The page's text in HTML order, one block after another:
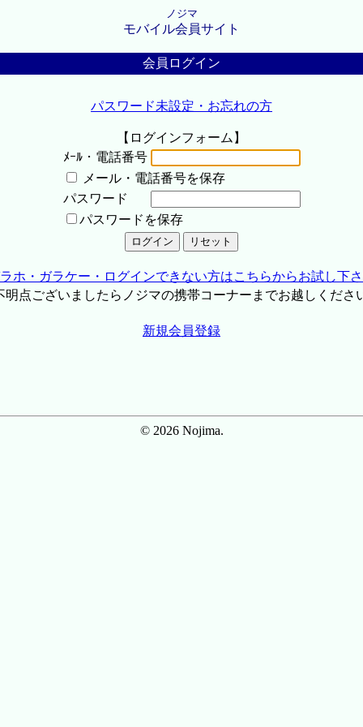
ノジマ
モバイル会員サイト
会員ログイン
パスワード未設定・お忘れの方
【ログインフォーム】
ﾒｰﾙ・電話番号
メール・電話番号を保存
パスワード
パスワードを保存
ホ・ガラケー・ログインできない方はこちらからお試し下
点ございましたらノジマの携帯コーナーまでお越しくださ
新規会員登録
© 2026 Nojima.